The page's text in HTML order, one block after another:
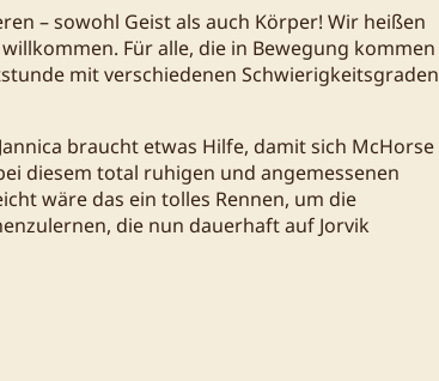
– sowohl Geist als auch Körper! Wir heißen
Für alle, die in Bewegung kommen
mit verschiedenen Schwierigkeitsgraden
braucht etwas Hilfe, damit sich McHorse
diesem total ruhigen und angemessenen
wäre das ein tolles Rennen, um die
die nun dauerhaft auf Jorvik